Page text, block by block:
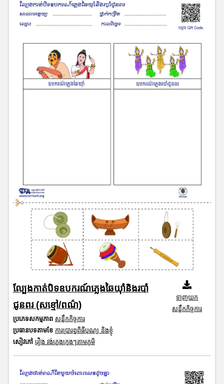
ល្បែងកាត់បិទឧបករណ៍ភ្លេងឆៃយ៉ាំនិងរបាំ
ជូនពរ (សខ្មៅ/ពណ៌)
ប្រភេទសកម្មភាព សន្លឹកកិច្ចការ
ប្រធានបទតាមខែ ការប្រារព្ធពិធីបុណ្យ និងខ្ញុំ
សៀវភៅ រឿង វង់ភ្លេងក្មេងៗតាមភូមិ
ទាញយក
សន្លឹកកិច្ចការ